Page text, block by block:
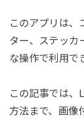
このアプリは、
ター、ステッカ
な操作で利用で
この記事では、
方法まで、画像